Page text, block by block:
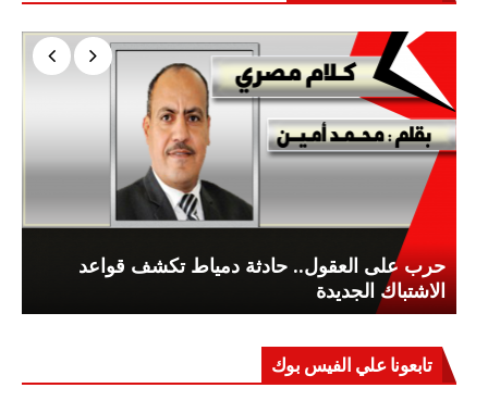
حرب على العقول.. حادثة دمياط تكشف قواعد
الاشتباك الجديدة
تابعونا علي الفيس بوك